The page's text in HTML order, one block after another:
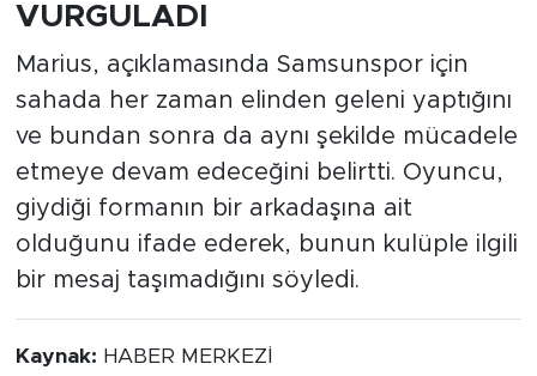
VURGULADI
Marius, açıklamasında Samsunspor için
sahada her zaman elinden geleni yaptığını
ve bundan sonra da aynı şekilde mücadele
etmeye devam edeceğini belirtti. Oyuncu,
giydiği formanın bir arkadaşına ait
olduğunu ifade ederek, bunun kulüple ilgili
bir mesaj taşımadığını söyledi.
Kaynak: HABER MERKEZİ